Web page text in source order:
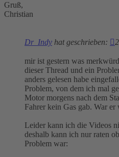
Gruß,
Christian
Dr_Indy hat geschrieben:
mir ist gestern was
dieser Thread und ein
anders gelesen habe
Problem, von dem ich mal
Motor morgens nach dem
Fahrer kein Gas gab. War er
Leider kann ich die Videos
deshalb kann ich nur raten
Problem war: